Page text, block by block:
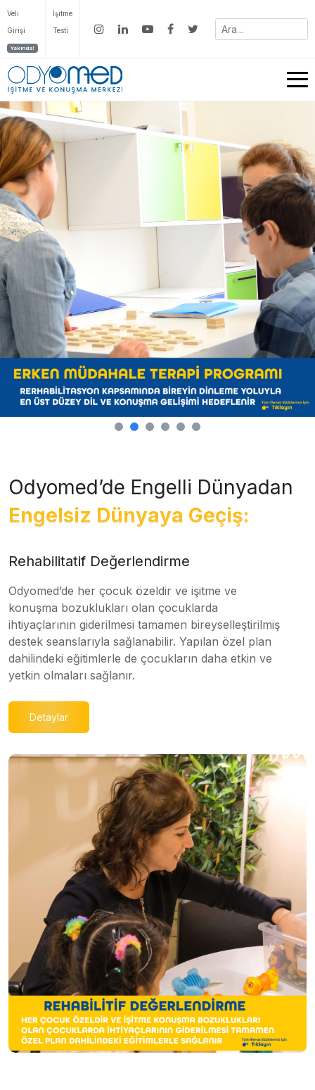
Veli
Girişi
Yakında!
İşitme
Testi
Odyomed’de Engelli Dünyadan
Engelsiz Dünyaya Geçiş:
Rehabilitatif Değerlendirme
Odyomed’de her çocuk özeldir ve işitme ve
konuşma bozuklukları olan çocuklarda
ihtiyaçlarının giderilmesi tamamen bireyselleştirilmiş
destek seanslarıyla sağlanabilir. Yapılan özel plan
dahilindeki eğitimlerle de çocukların daha etkin ve
yetkin olmaları sağlanır.
Detaylar